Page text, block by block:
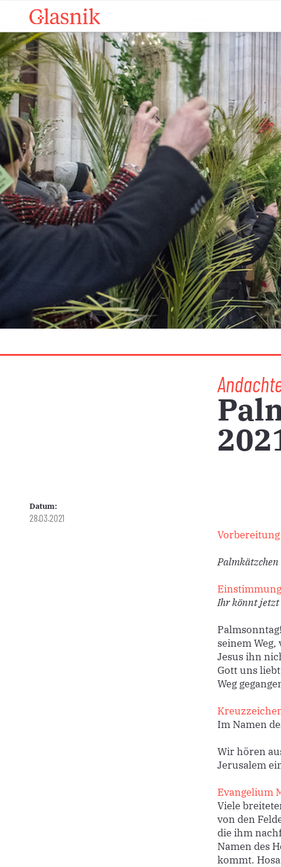
Datum:
28.03.2021
Vorbereitung
Palmkätzchen
Einstimmung
Ihr könnt jetzt
seinem
Jesus ihn
Gott uns
Weg
Im Namen
Wir hören
Jerusalem
Evangelium
Viele
von den
die ihm
Namen des
kommt.